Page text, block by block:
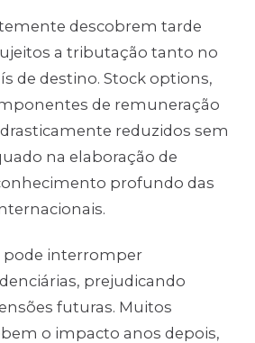
descobrem tarde
a tributação tanto no
de destino. Stock options,
de remuneração
reduzidos sem
na elaboração de
profundo das
pode interromper
prejudicando
futuras. Muitos
o impacto anos depois,